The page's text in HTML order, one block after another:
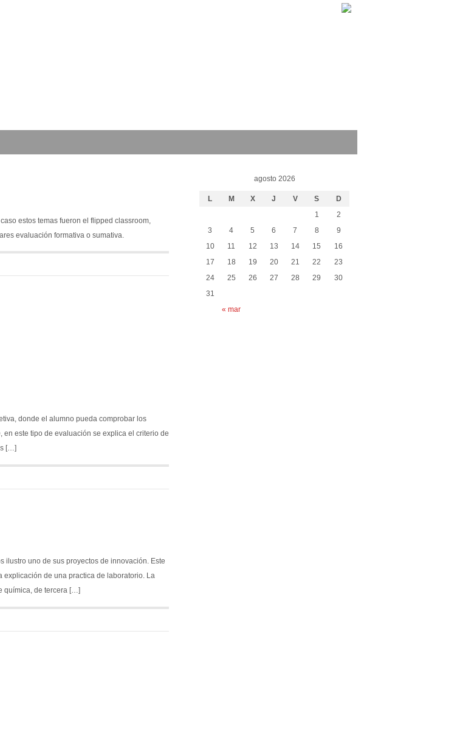
estos temas fueron el flipped classroom,
evaluación formativa o sumativa.
donde el alumno pueda comprobar los
este tipo de evaluación se explica el criterio de
[…]
ilustro uno de sus proyectos de innovación. Este
explicación de una practica de laboratorio. La
química, de tercera […]
agosto 2026
L M X J V S D
« mar
1
2
3
4 5 6 7 8
9
10
11 12 13 14 15
16
17
18 19 20 21 22
23
24
25 26 27 28 29
30
31